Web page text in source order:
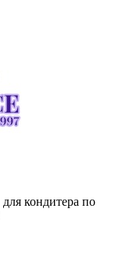
кондитера по